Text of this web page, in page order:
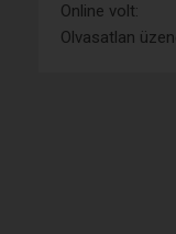
Online volt:
Olvasatlan